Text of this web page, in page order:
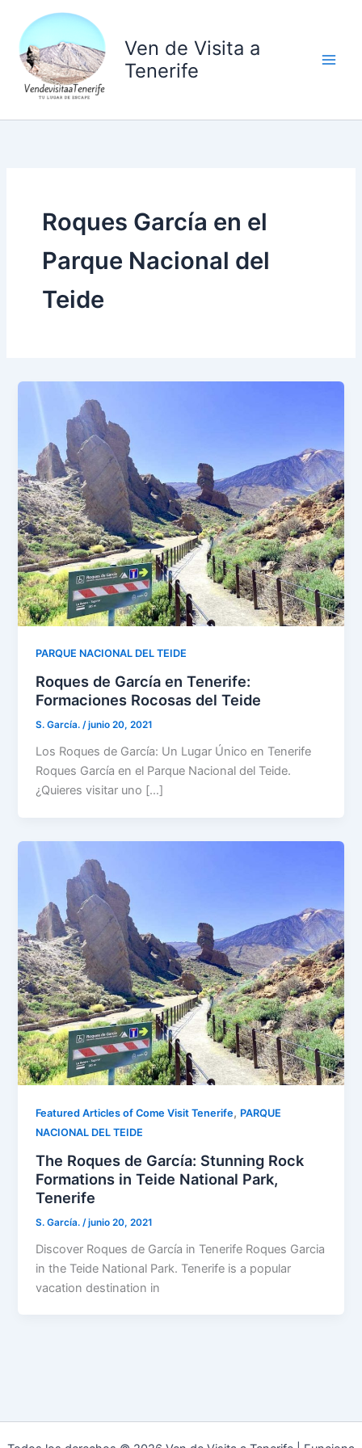
contenido
Ven de Visita a
Tenerife
Roques García en el
Parque Nacional del
Teide
PARQUE NACIONAL DEL TEIDE
Roques de García en Tenerife:
Formaciones Rocosas del Teide
S. García./junio 20, 2021
Los Roques de García: Un Lugar Único en Tenerife
Roques García en el Parque Nacional del Teide.
¿Quieres visitar uno […]
Featured Articles of Come Visit Tenerife, PARQUE
NACIONAL DEL TEIDE
The Roques de García: Stunning Rock
Formations in Teide National Park,
Tenerife
S. García. /junio 20, 2021
Discover Roques de García in Tenerife Roques Garcia
in the Teide National Park. Tenerife is a popular
vacation destination in